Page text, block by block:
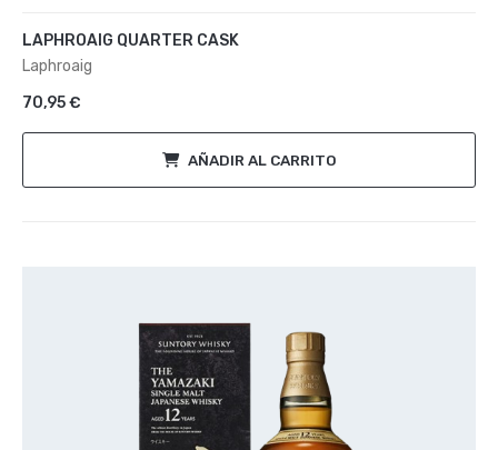
LAPHROAIG QUARTER CASK
Laphroaig
70,95€
AÑADIR AL CARRITO